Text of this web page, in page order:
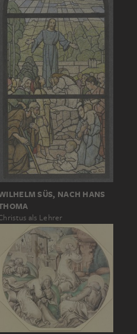
SÜS, NACH HANS
als Lehrer